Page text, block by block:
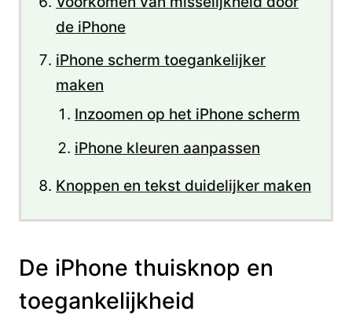
de iPhone
iPhone scherm toegankelijker
maken
Inzoomen op het iPhone scherm
iPhone kleuren aanpassen
Knoppen en tekst duidelijker maken
De iPhone thuisknop en
toegankelijkheid